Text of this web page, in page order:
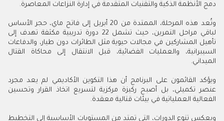
دمج الأنظمة الذكية والتقنيات المتقدمة في إدارة النزاعات المعاصرة.
وتُعد هذه المرحلة، الممتدة من 20 أبريل إلى فاتح ماي، حجر الأساس
لباقي مراحل التمرين، حيث تشمل 22 دورة تدريبية مكثفة تهدف إلى
تأهيل المشاركين في مجالات حيوية مثل الطائرات دون طيار، والدفاعات
السيبرانية، والعمليات الفضائية، قبل الانتقال إلى محاكاة القتال
الميداني.
ويؤكد القائمون على البرنامج أن هذا التكوين الأكاديمي لم يعد مجرد
عنصر تكميلي، بل أصبح ركيزة مركزية لتسريع اتخاذ القرار وتحسين
الفعالية العملياتية في بيئات قتالية معقدة.
ويعكس تنوع الدورات، التي تمتد من المستويات الأساسية إلى التخطيط